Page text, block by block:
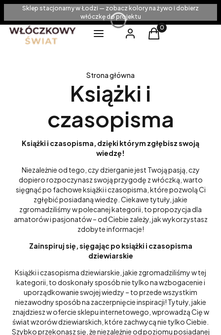
Sklep stacjonarny w Łodzi — zobacz kolory na żywo i dobierz
włóczkę do projektu
Menu
Zaloguj sięProdukty w
Koszyk
Strona główna
Książki i
czasopisma
Książki i czasopisma, dzięki którym zgłębisz swoją
wiedzę!
Niezależnie od tego, czy dzierganie jest Twoją pasją, czy
dopiero rozpoczynasz swoją przygodę z włóczką, warto
sięgnąć po fachowe książki i czasopisma, które pozwolą Ci
zgłębić posiadaną wiedzę. Ciekawe tytuły, jakie
zgromadziliśmy w polecanej kategorii, to propozycja dla
amatorów i pasjonatów – od Ciebie zależy, jak wykorzystasz
zdobyte informacje!
Zainspiruj się, sięgając po książki i czasopisma
dziewiarskie
Książki i czasopisma dziewiarskie, jakie zgromadziliśmy w tej
kategorii, to doskonały sposób nie tylko na wzbogacenie i
uporządkowanie swojej wiedzy – to przede wszystkim
niezawodny sposób na zaczerpnięcie inspiracji! Tytuły, jakie
znajdziesz w ofercie sklepu internetowego, wprowadzą Cię w
świat wzorów dziewiarskich, które zachwycą nie tylko Ciebie.
Szybko przekonasz się, że niezależnie od poziomu posiadanej